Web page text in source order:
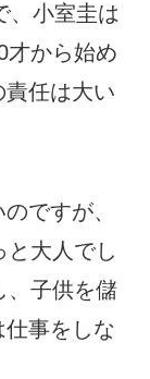
、小室圭は
才から始め
任は大い
ですが、
大人でし
、子供を儲
事をしな